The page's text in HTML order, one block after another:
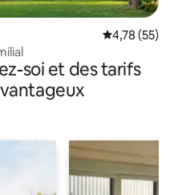
Évaluation
4,78 (55)
soi et des tarifs